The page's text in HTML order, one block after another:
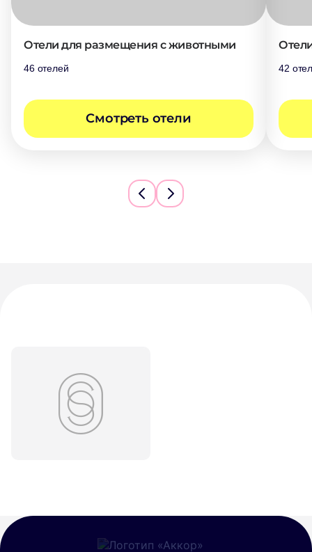
Отели для размещения с животными
46 отелей
Cмотреть отели
42
Предыдущий слайд
Следующий слайд